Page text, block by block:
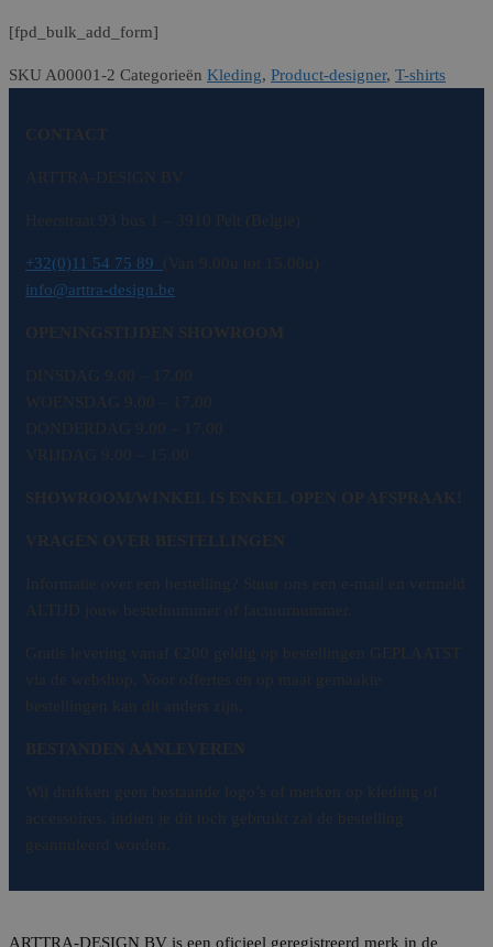
[fpd_bulk_add_form]
SKU A00001-2 Categorieën Kleding, Product-designer, T-shirts
CONTACT
ARTTRA-DESIGN BV
Heerstraat 93 bus 1 – 3910 Pelt (België)
+32(0)11 54 75 89 (Van 9.00u tot 15.00u)
info@arttra-design.be
OPENINGSTIJDEN SHOWROOM
DINSDAG 9.00 – 17.00
WOENSDAG 9.00 – 17.00
DONDERDAG 9.00 – 17.00
VRIJDAG 9.00 – 15.00
SHOWROOM/WINKEL IS ENKEL OPEN OP AFSPRAAK!
VRAGEN OVER BESTELLINGEN
Informatie over een bestelling? Stuur ons een e-mail en vermeld
ALTIJD jouw bestelnummer of factuurnummer.
Gratis levering vanaf €200 geldig op bestellingen GEPLAATST
via de webshop. Voor offertes en op maat gemaakte
bestellingen kan dit anders zijn.
BESTANDEN AANLEVEREN
Wij drukken geen bestaande logo’s of merken op kleding of
accessoires. indien je dit toch gebruikt zal de bestelling
geannuleerd worden.
ARTTRA-DESIGN BV is een oficieel geregistreerd merk in de